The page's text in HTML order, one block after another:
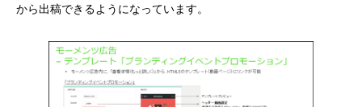
から出稿できるようになっています。